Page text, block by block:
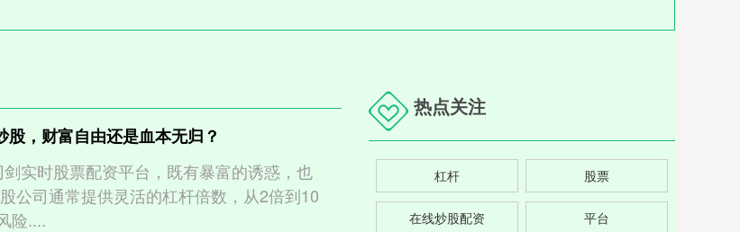
，财富自由还是血本无归？
实时股票配资平台，既有暴富的诱惑，也
公司通常提供灵活的杠杆倍数，从2倍到10
险....
热点关注
杠杆 股票
在线炒股配资 平台